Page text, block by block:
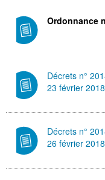
Ordonnance
Décrets n°
23 février 2018
Décrets n°
26 février 2018